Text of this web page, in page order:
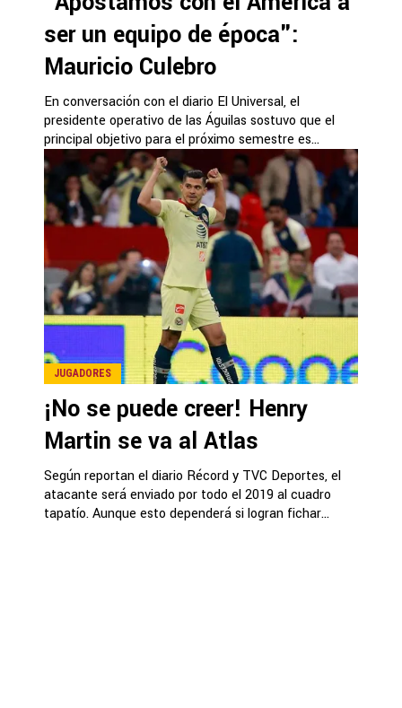
ser un equipo de época":
Mauricio Culebro
En conversación con el diario El Universal, el
presidente operativo de las Águilas sostuvo que el
principal objetivo para el próximo semestre es...
JUGADORES
¡No se puede creer! Henry
Martin se va al Atlas
Según reportan el diario Récord y TVC Deportes, el
atacante será enviado por todo el 2019 al cuadro
tapatío. Aunque esto dependerá si logran fichar...